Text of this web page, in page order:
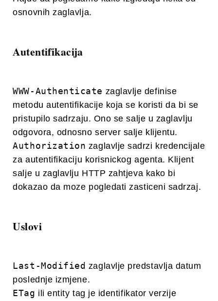
osnovnih zaglavlja.
Autentifikacija
WWW-Authenticate zaglavlje definise
metodu autentifikacije koja se koristi da bi se
pristupilo sadrzaju. Ono se salje u zaglavlju
odgovora, odnosno server salje klijentu.
Authorization zaglavlje sadrzi kredencijale
za autentifikaciju korisnickog agenta. Klijent
salje u zaglavlju HTTP zahtjeva kako bi
dokazao da moze pogledati zasticeni sadrzaj.
Uslovi
Last-Modified zaglavlje predstavlja datum
poslednje izmjene.
ETag ili entity tag je identifikator verzije